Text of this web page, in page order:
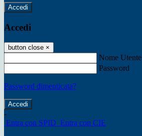
Accedi
Accedi
button close ×
Nome Utente
Password
Password dimenticata?
-
Entra con SPID Entra con CIE